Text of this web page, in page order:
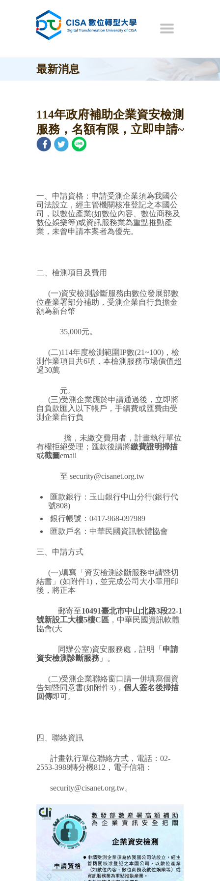
最新消息
114年政府補助企業資安檢測
服務，名額有限，立即申請~
一、申請資格：申請受測企業須為我國公
司法設立，經主管機關核准登記之本國公
司，以數位產業(如數位內容、數位商務及
數位娛樂等)或資訊服務業為重點推動產
業，未曾申請本案者為優先。
二、檢測項目及費用
(一)資安檢測診斷服務由數位發展部數
位產業署部分補助，受測企業自行負擔金
額為新台幣
35,000元。
(二)114年度檢測範圍IP數(21~100)，檢
測作業項目共6項，本檢測服務市場價值超
過30萬
元。
(三)受測企業應於申請通過後，立即將
自負款匯入以下帳戶，手續費或匯費由受
測企業自行負
擔，未繳交費用者，計畫執行單位
有權拒絕受理；匯款後請將繳費證明掃描
或截圖email
至 security@cisanet.org.tw
匯款銀行：玉山銀行中山分行(銀行代
號808)
銀行帳號：0417-968-097989
匯款戶名：中華民國資訊軟體協會
三、申請方式
(一)填寫「資安檢測診斷服務申請暨切
結書」(如附件1)，並完成公司大小章用印
後，將正本
郵寄至10491臺北市中山北路3段22-1
號新設工大樓5樓C區 ，中華民國資訊軟體
協會(大
同辦公室)資安服務處，註明「 申請
資安檢測診斷服務 」。
(二)受測企業聯絡窗口請一併填寫個資
告知暨同意書(如附件3)， 個人簽名後掃描
回傳即可。
四、聯絡資訊
計畫執行單位聯絡方式，電話：02-
2553-3988轉分機812，電子信箱：
security@cisanet.org.tw。